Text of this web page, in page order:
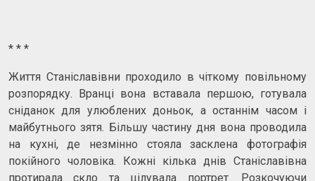
* * *
Життя Станіславівни проходило в чіткому повільному
розпорядку. Вранці вона вставала першою, готувала
сніданок для улюблених доньок, а останнім часом і
майбутнього зятя. Більшу частину дня вона проводила
на кухні, де незмінно стояла засклена фотографія
покійного чоловіка. Кожні кілька днів Станіславівна
протирала скло та цілувала портрет. Розкочуючи